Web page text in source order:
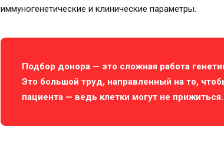
иммуногенетические и клинические параметры.
Подбор донора — это сложная работа
Это большой труд, направленный на то,
пациента — ведь клетки могут не